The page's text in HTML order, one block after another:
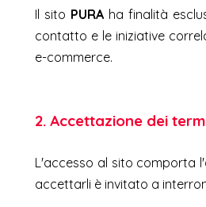
Il sito PURAha finalità
contatto e le iniziative
e-commerce.
2. Accettazione dei
L'accesso al sito comporta
accettarli è invitato a